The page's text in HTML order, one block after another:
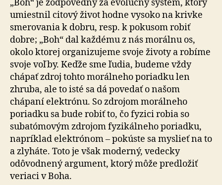
„Boh“ je zodpovedný za evolučný systém, ktorý
umiestnil citový život hodne vysoko na krivke
smerovania k dobru, resp. k pokusom robiť
dobre; „Boh“ dal každému z nás morálnu os,
okolo ktorej organizujeme svoje životy a robíme
svoje voľby. Keďže sme ľudia, budeme vždy
chápať zdroj tohto morálneho poriadku len
zhruba, ale to isté sa dá povedať o našom
chápaní elektrónu. So zdrojom morálneho
poriadku sa bude robiť to, čo fyzici robia so
subatómovým zdrojom fyzikálneho poriadku,
napríklad elektrónom – pokúste sa myslieť na to
a zlyháte. Toto je však moderný, vedecky
odôvodnený argument, ktorý môže predložiť
veriaci v Boha.